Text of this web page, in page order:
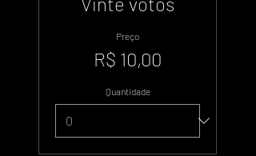
Preço
R$ 10,00
Quantidade